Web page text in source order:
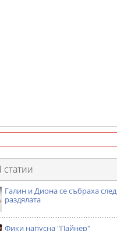
Галин и Диона се събраха след
раздялата
Фики напусна "Пайнер"